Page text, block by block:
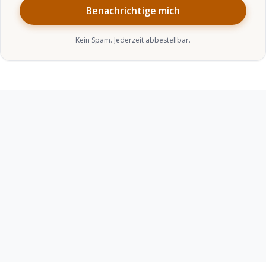
Benachrichtige mich
Kein Spam. Jederzeit abbestellbar.